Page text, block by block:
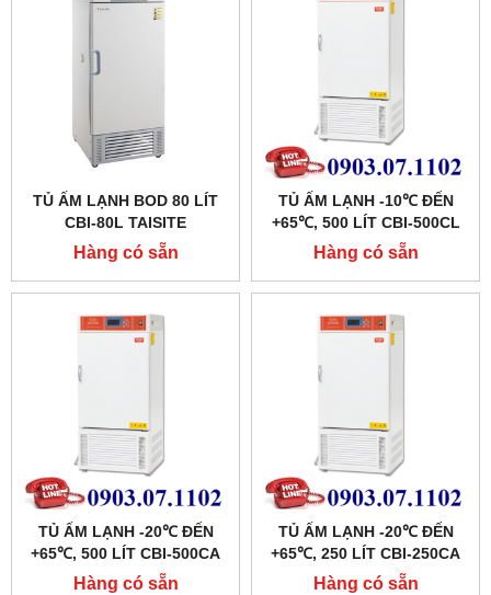
TỦ ẤM LẠNH BOD 80 LÍT
CBI-80L TAISITE
Hàng có sẵn
TỦ ẤM LẠNH -10℃ ĐẾN
+65℃, 500 LÍT CBI-500CL
HÃNG TAISITE
Hàng có sẵn
TỦ ẤM LẠNH -20℃ ĐẾN
+65℃, 500 LÍT CBI-500CA
HÃNG TAISITE
Hàng có sẵn
TỦ ẤM LẠNH -20℃ ĐẾN
+65℃, 250 LÍT CBI-250CA
HÃNG TAISITE
Hàng có sẵn